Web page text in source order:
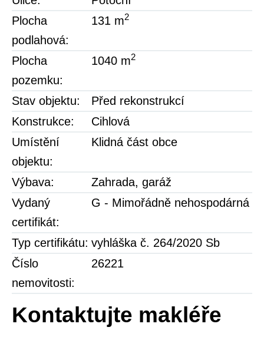
Plocha
podlahová:
131 m2
Plocha
pozemku:
1040 m2
Stav objektu:
Před rekonstrukcí
Konstrukce:
Cihlová
Umístění
objektu:
Klidná část obce
Výbava: Zahrada, garáž
Vydaný
certifikát:
G - Mimořádně nehospodárná
Typ certifikátu: vyhláška č. 264/2020 Sb
Číslo
nemovitosti:
26221
Kontaktujte makléře